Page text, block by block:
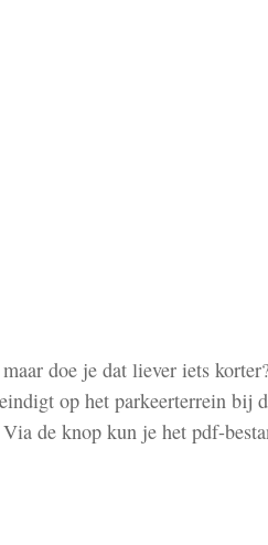
doe je dat liever iets
op het parkeerterrein bij
de knop kun je het pdf-